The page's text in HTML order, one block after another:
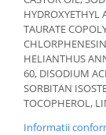
HYDROXYETHYL
TAURATE
HELIANTHUS
60, DISODIUM
SORBITAN
TOCOPHEROL,
Informatii